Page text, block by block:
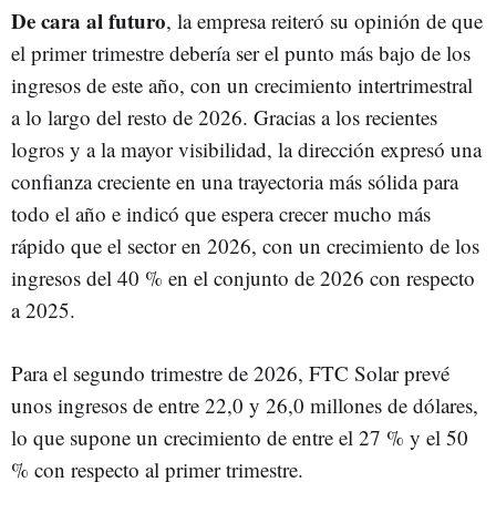
De cara al futuro, la empresa reiteró su opinión de que
el primer trimestre debería ser el punto más bajo de los
ingresos de este año, con un crecimiento intertrimestral
a lo largo del resto de 2026. Gracias a los recientes
logros y a la mayor visibilidad, la dirección expresó una
confianza creciente en una trayectoria más sólida para
todo el año e indicó que espera crecer mucho más
rápido que el sector en 2026, con un crecimiento de los
ingresos del 40 % en el conjunto de 2026 con respecto
a 2025.
Para el segundo trimestre de 2026, FTC Solar prevé
unos ingresos de entre 22,0 y 26,0 millones de dólares,
lo que supone un crecimiento de entre el 27 % y el 50
% con respecto al primer trimestre.